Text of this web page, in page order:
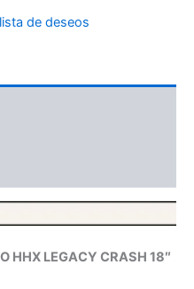
de deseos
HHX LEGACY CRASH 18″